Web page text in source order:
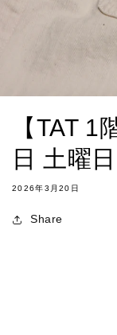
【TAT
日 土曜日
2026年3月20日
Share